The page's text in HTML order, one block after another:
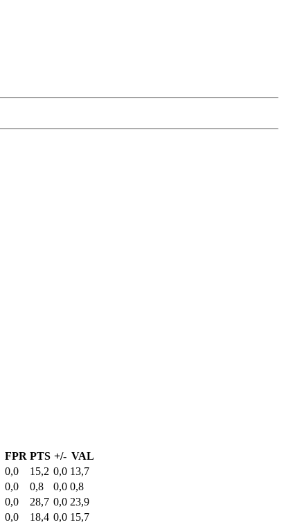
FPR PTS +/- VAL
0,0 15,2 0,0 13,7
0,0 0,8 0,0 0,8
0,0 28,7 0,0 23,9
0,0 18,4 0,0 15,7